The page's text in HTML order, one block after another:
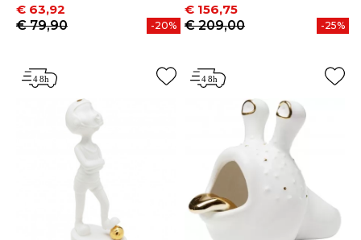
Prijs
€ 63,92
Normale prijs
€ 79,90
-20%
Prijs
€ 156,75
Normale prijs
€ 209,00
-25%